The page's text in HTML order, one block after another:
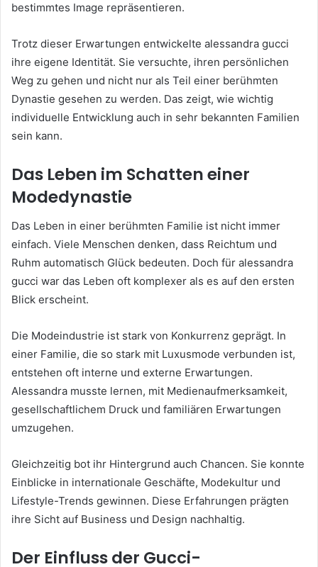
bestimmtes Image repräsentieren.
Trotz dieser Erwartungen entwickelte alessandra gucci
ihre eigene Identität. Sie versuchte, ihren persönlichen
Weg zu gehen und nicht nur als Teil einer berühmten
Dynastie gesehen zu werden. Das zeigt, wie wichtig
individuelle Entwicklung auch in sehr bekannten Familien
sein kann.
Das Leben im Schatten einer
Modedynastie
Das Leben in einer berühmten Familie ist nicht immer
einfach. Viele Menschen denken, dass Reichtum und
Ruhm automatisch Glück bedeuten. Doch für alessandra
gucci war das Leben oft komplexer als es auf den ersten
Blick erscheint.
Die Modeindustrie ist stark von Konkurrenz geprägt. In
einer Familie, die so stark mit Luxusmode verbunden ist,
entstehen oft interne und externe Erwartungen.
Alessandra musste lernen, mit Medienaufmerksamkeit,
gesellschaftlichem Druck und familiären Erwartungen
umzugehen.
Gleichzeitig bot ihr Hintergrund auch Chancen. Sie konnte
Einblicke in internationale Geschäfte, Modekultur und
Lifestyle-Trends gewinnen. Diese Erfahrungen prägten
ihre Sicht auf Business und Design nachhaltig.
Der Einfluss der Gucci-